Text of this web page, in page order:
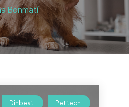
Bonmatí
Dinbeat Pet tech